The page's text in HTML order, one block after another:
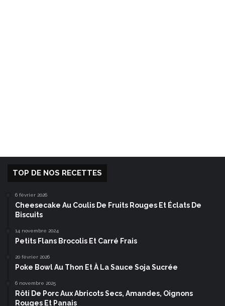
TOP DE NOS RECETTES
6 février 2026
Cheesecake Au Coulis De Fruits Rouges Et Éclats De
Biscuits
14 novembre 2024
Petits Flans Brocolis Et Carré Frais
20 février 2026
Poke Bowl Au Thon Et À La Sauce Soja Sucrée
6 novembre 2025
Rôti De Porc Aux Abricots Secs, Amandes, Oignons
Rouges Et Panais